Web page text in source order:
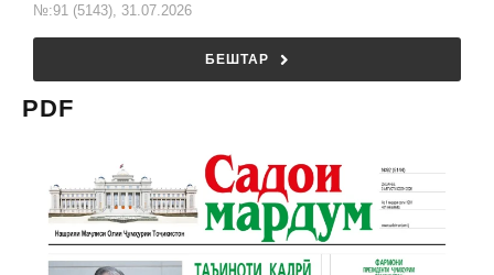
№:91 (5143), 31.07.2026
БЕШТАР
PDF